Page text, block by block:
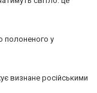
полоненого у
визнане російськими